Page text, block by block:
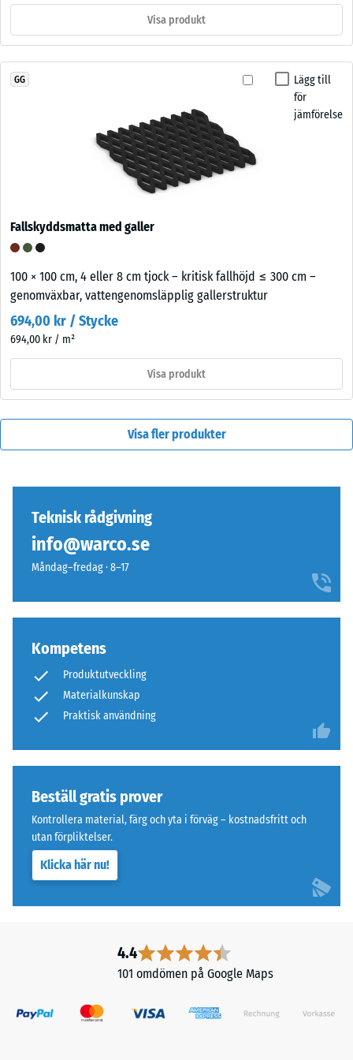
Visa produkt
Lägg till
för
jämförelse
GG
Fallskyddsmatta med galler
100 × 100 cm, 4 eller 8 cm tjock – kritisk fallhöjd ≤ 300 cm –
genomväxbar, vatten­genomsläpplig gallerstruktur
694,00 kr / Stycke
694,00 kr / m²
Visa produkt
Visa fler produkter
Teknisk rådgivning
info@warco.se
Måndag–fredag · 8–17
Kompetens
Produktutveckling
Materialkunskap
Praktisk användning
Beställ gratis prover
Kontrollera material, färg och yta i förväg – kostnadsfritt och
utan förpliktelser.
Klicka här nu!
4.4
101 omdömen på Google Maps